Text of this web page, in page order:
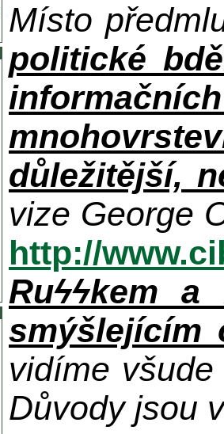
Místo
politické
důležitější,
vize George
http://
Ruϟϟkem
smýšlejícím
vidíme
Důvody jsou